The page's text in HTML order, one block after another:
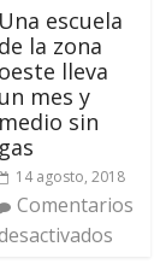
Una escuela
de la zona
oeste lleva
un mes y
medio sin
gas
14 agosto, 2018
Comentarios